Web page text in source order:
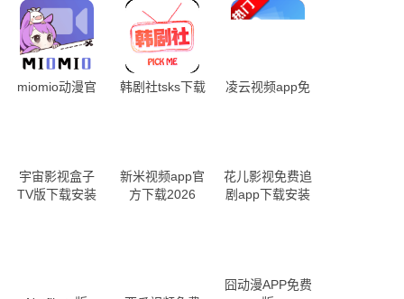
miomio动漫官
韩剧社tsks下载
凌云视频app免
宇宙影视盒子
TV版下载安装
新米视频app官
方下载2026
花儿影视免费追
剧app下载安装
囧动漫APP免费